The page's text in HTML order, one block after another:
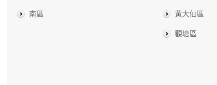
南區 黃大仙區
觀塘區